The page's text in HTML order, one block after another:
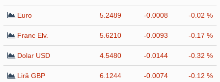
Euro 5.2489 -0.0008 -0.02 %
Franc Elv. 5.6210 -0.0093 -0.17 %
Dolar USD 4.5480 -0.0144 -0.32 %
Liră GBP 6.1244 -0.0074 -0.12 %